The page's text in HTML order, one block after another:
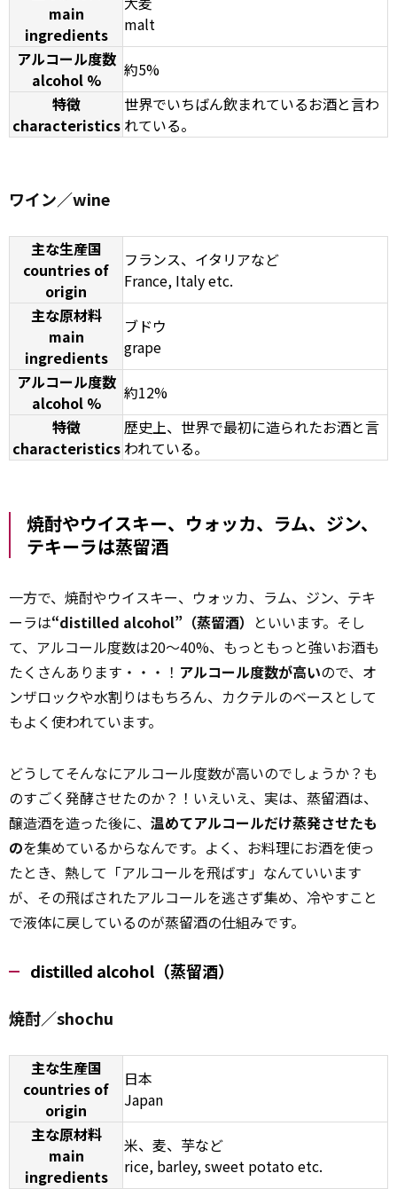
main
ingredients
malt
アルコール度数
alcohol %
約5%
特徴
characteristics
世界でいちばん飲まれているお酒と言わ
れている。
ワイン／wine
主な生産国
countries of
origin
フランス、イタリアなど
France, Italy etc.
主な原材料
main
ingredients
ブドウ
grape
アルコール度数
alcohol %
約12%
特徴
characteristics
歴史上、世界で最初に造られたお酒と言
われている。
焼酎やウイスキー、ウォッカ、ラム、ジン、
テキーラは蒸留酒
一方で、焼酎やウイスキー、ウォッカ、ラム、ジン、テキ
ーラは“distilled alcohol”（蒸留酒） といいます。そし
て、アルコール度数は20～40%、もっともっと強いお酒も
たくさんあります・・・！ アルコール度数が高いので、オ
ンザロックや水割りはもちろん、カクテルのベースとして
もよく使われています。
どうしてそんなにアルコール度数が高いのでしょうか？も
のすごく発酵させたのか？！いえいえ、実は、蒸留酒は、
醸造酒を造った後に、 温めてアルコールだけ蒸発させたも
のを集めているからなんです。よく、お料理にお酒を使っ
たとき、熱して「アルコールを飛ばす」なんていいます
が、その飛ばされたアルコールを逃さず集め、冷やすこと
で液体に戻しているのが蒸留酒の仕組みです。
distilled alcohol（蒸留酒）
焼酎／shochu
主な生産国
countries of
origin
日本
Japan
主な原材料
main
ingredients
米、麦、芋など
rice, barley, sweet potato etc.